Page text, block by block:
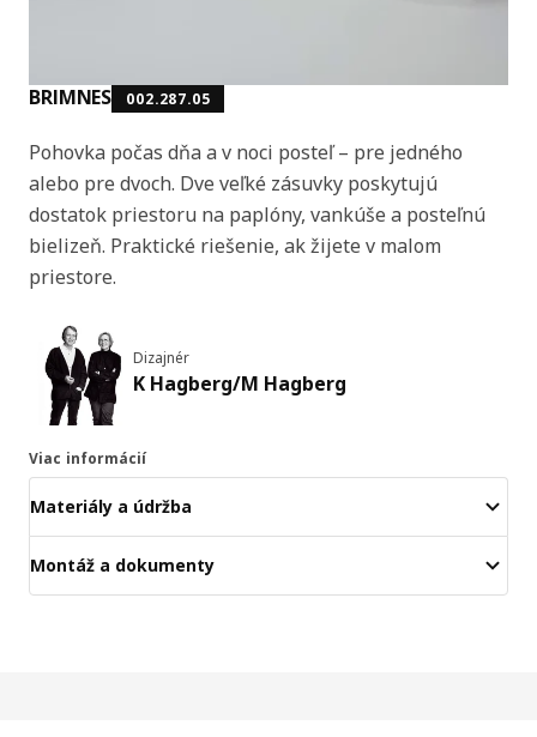
BRIMNES 002.287.05
Pohovka počas dňa a v noci posteľ – pre jedného
alebo pre dvoch. Dve veľké zásuvky poskytujú
dostatok priestoru na paplóny, vankúše a posteľnú
bielizeň. Praktické riešenie, ak žijete v malom
priestore.
Dizajnér
K Hagberg/M Hagberg
Viac informácií
Materiály a údržba
Montáž a dokumenty